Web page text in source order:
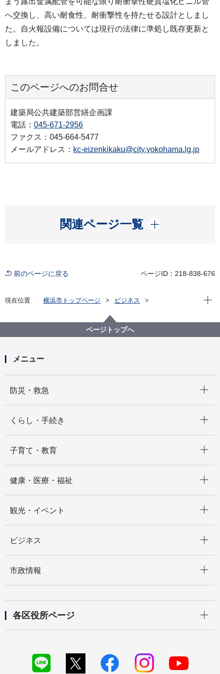
へ交換し、高い耐食性、耐衝撃性を持たせる設計としまし
た。自火報設備については現行の法律に準処し既存更新と
しました。
このページへのお問合せ
建築局公共建築部営繕企画課
電話： 045-671-2956
ファクス：045-664-5477
メールアドレス： kc-eizenkikaku@city.yokohama.lg.jp
関連ページ一覧
開く
前のページに戻る ページID：218-838-676
現在位置 横浜市トップページ
ビジネス
公共建築写真集
公共建築写真集
令和2年度 完成写真
神奈川水再生センター等建築付帯設備改修
現在
ページトップへ
メニュー
防災・救急
くらし・手続き
子育て・教育
健康・医療・福祉
観光・イベント
ビジネス
市政情報
各区役所ページ